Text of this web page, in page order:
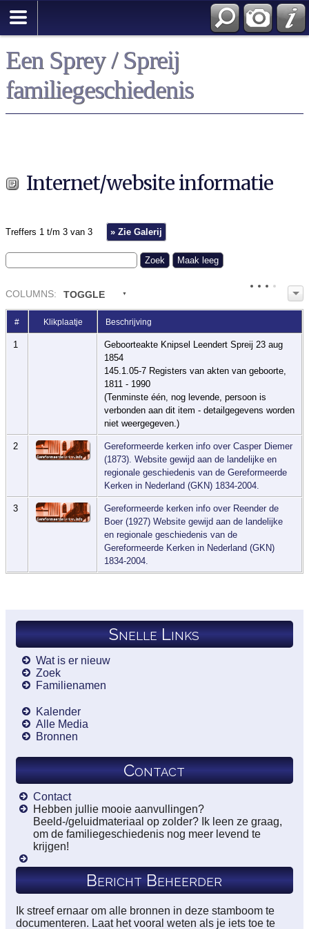
Een Sprey / Spreij
familiegeschiedenis
Internet/website informatie
Treffers 1 t/m 3 van 3 » Zie Galerij
COLUMNS: TOGGLE
# Klikplaatje Beschrijving
1
Geboorteakte Knipsel Leendert Spreij 23 aug
1854
145.1.05-7 Registers van akten van geboorte,
1811 - 1990
(Tenminste één, nog levende, persoon is
verbonden aan dit item - detailgegevens worden
niet weergegeven.)
2
Gereformeerde kerken info over Casper Diemer
(1873). Website gewijd aan de landelijke en
regionale geschiedenis van de Gereformeerde
Kerken in Nederland (GKN) 1834-2004.
3
Gereformeerde kerken info over Reender de
Boer (1927) Website gewijd aan de landelijke
en regionale geschiedenis van de
Gereformeerde Kerken in Nederland (GKN)
1834-2004.
Snelle Links
Wat is er nieuw
Zoek
Familienamen
Kalender
Alle Media
Bronnen
Contact
Contact
Hebben jullie mooie aanvullingen?
Beeld-/geluidmateriaal op zolder? Ik leen ze graag,
om de familiegeschiedenis nog meer levend te
krijgen!
Bericht Beheerder
Ik streef ernaar om alle bronnen in deze stamboom te
documenteren. Laat het vooral weten als je iets toe te